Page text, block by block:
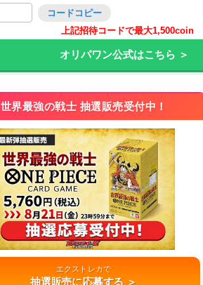
コードコピー
上記招待コードで最大1,500coin
オリパワン公式はこちら ＞
世界最強の戦士 抽選販売受付中！
エクストレカで
抽選販売に応募する ＞